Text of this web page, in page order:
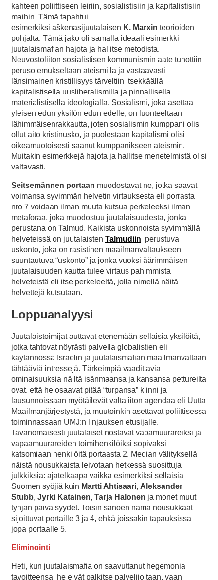
kahteen poliittiseen leiriin, sosialistisiin ja kapitalistisiin
maihin. Tämä tapahtui
esimerkiksi aškenasijuutalaisen K. Marxin teorioiden
pohjalta. Tämä jako oli samalla ideaali esimerkki
juutalaismafian hajota ja hallitse metodista.
Neuvostoliiton sosialistisen kommunismin aate tuhottiin
perusolemukseltaan ateismilla ja vastaavasti
länsimainen kristillisyys tärveltiin itsekkäällä
kapitalistisella uusliberalismilla ja pinnallisella
materialistisella ideologialla. Sosialismi, joka asettaa
yleisen edun yksilön edun edelle, on luonteeltaan
lähimmäisenrakkautta, joten sosialismin kumppani olisi
ollut aito kristinusko, ja puolestaan kapitalismi olisi
oikeamuotoisesti saanut kumppanikseen ateismin.
Muitakin esimerkkejä hajota ja hallitse menetelmistä olisi
valtavasti.
Seitsemännen portaan muodostavat ne, jotka saavat
voimansa syvimmän helvetin virtauksesta eli porrasta
nro 7 voidaan ilman muuta kutsua perkeleeksi ilman
metaforaa, joka muodostuu juutalaisuudesta, jonka
perustana on Talmud. Kaikista uskonnoista syvimmällä
helveteissä on juutalaisten Talmudiin perustuva
uskonto, joka on rasistinen maailmanvaltaukseen
suuntautuva “uskonto” ja jonka vuoksi äärimmäisen
juutalaisuuden kautta tulee virtaus pahimmista
helveteistä eli itse perkeleeltä, jolla nimellä näitä
helvettejä kutsutaan.
Loppuanalyysi
Juutalaistoimijat auttavat etenemään sellaisia yksilöitä,
jotka tahtovat nöyrästi palvella globalistien eli
käytännössä Israelin ja juutalaismafian maailmanvaltaan
tähtääviä intressejä. Tärkeimpiä vaadittavia
ominaisuuksia näiltä isänmaansa ja kansansa pettureilta
ovat, että he osaavat pitää “turpansa” kiinni ja
lausunnoissaan myötäilevät valtaliiton agendaa eli Uutta
Maailmanjärjestystä, ja muutoinkin asettavat poliittisessa
toiminnassaan UMJ:n linjauksen etusijalle.
Tavanomaisesti juutalaiset nostavat vapamuurareiksi ja
vapaamuurareiden toimihenkilöiksi sopivaksi
katsomiaan henkilöitä portaasta 2. Median välityksellä
näistä nousukkaista leivotaan hetkessä suosittuja
julkkiksia: ajatelkaapa vaikka esimerkiksi sellaisia
Suomen syöjiä kuin Martti Ahtisaari, Aleksander
Stubb, Jyrki Katainen, Tarja Halonen ja monet muut
tyhjän päiväisyydet. Toisin sanoen nämä nousukkaat
sijoittuvat portaille 3 ja 4, ehkä joissakin tapauksissa
jopa portaalle 5.
Eliminointi
Heti, kun juutalaismafia on saavuttanut hegemonia
tavoitteensa, he eivät palkitse palvelijoitaan, vaan